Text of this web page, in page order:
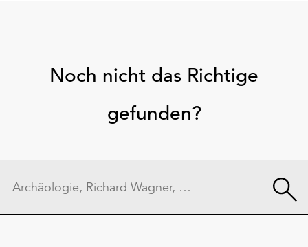
Noch nicht das Richtige
gefunden?